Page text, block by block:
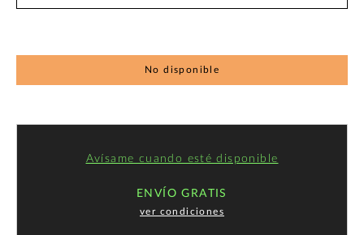
No disponible
Avísame cuando esté disponible
ENVÍO GRATIS
ver condiciones